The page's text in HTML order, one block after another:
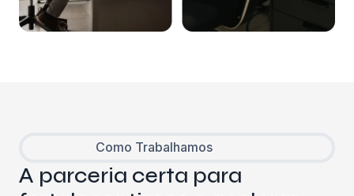
Como Trabalhamos
A parceria certa para